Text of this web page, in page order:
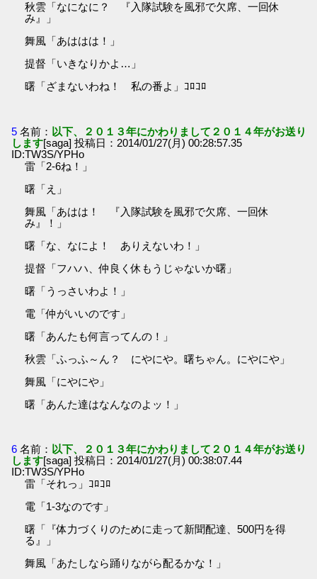
秋雲「なになに？ 『入隊試験を風邪で欠席、一回休
み』」
舞風「あははは！」
提督「いきなりかよ…」
曙「ざまないわね！ 私の番よ」ｺﾛｺﾛ
5 名前： 以下、２０１３年にかわりまして２０１４年がお送り
します[saga] 投稿日：2014/01/27(月) 00:28:57.35
ID:TW3S/YPHo
雷「2-6ね！」
曙「え」
舞風「あはは！ 『入隊試験を風邪で欠席、一回休
み』！」
曙「な、なによ！ ありえないわ！」
提督「フハハ、仲良く休もうじゃないか曙」
曙「うっさいわよ！」
電「仲がいいのです」
曙「あんたも何言ってんの！」
秋雲「ふっふ～ん？ にやにや。曙ちゃん。にやにや」
舞風「にやにや」
曙「あんた達はなんなのよッ！」
6 名前： 以下、２０１３年にかわりまして２０１４年がお送り
します[saga] 投稿日：2014/01/27(月) 00:38:07.44
ID:TW3S/YPHo
雷「それっ」ｺﾛｺﾛ
電「1-3なのです」
曙「『体力づくりのために走って新聞配達、500円を得
る』」
舞風「あたしなら踊りながら配るかな！」